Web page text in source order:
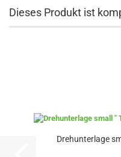
Dieses Produkt ist
Drehunterlage